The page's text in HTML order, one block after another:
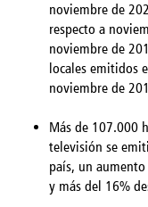
noviembre de
respecto a
noviembre de
locales emitidos
noviembre de
Más de 107.000
televisión se
país, un
y más del 16%